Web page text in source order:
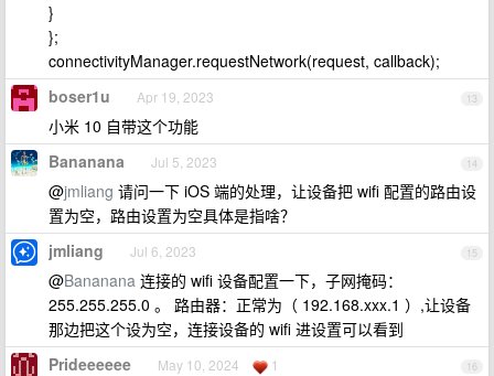
}
};
connectivityManager.requestNetwork(request, callback);
13
boser1u Apr 19, 2023
小米 10 自带这个功能
14
Bananana Jul 5, 2023
@jmliang 请问一下 iOS 端的处理，让设备把 wifi 配置的路由设
置为空，路由设置为空具体是指啥？
15
jmliang Jul 6, 2023
@Bananana 连接的 wifi 设备配置一下，子网掩码：
255.255.255.0 。 路由器：正常为（ 192.168.xxx.1 ）,让设备
那边把这个设为空，连接设备的 wifi 进设置可以看到
16
Prideeeeee May 10, 2024 1